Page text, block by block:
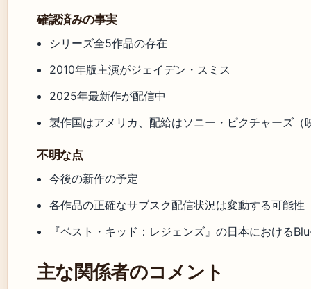
確認済みの事実
シリーズ全5作品の存在
2010年版主演がジェイデン・スミス
2025年最新作が配信中
製作国はアメリカ、配給はソニー・ピクチャーズ
不明な点
今後の新作の予定
各作品の正確なサブスク配信状況は変動する可能性
『ベスト・キッド：レジェンズ』の日本における
主な関係者のコメント